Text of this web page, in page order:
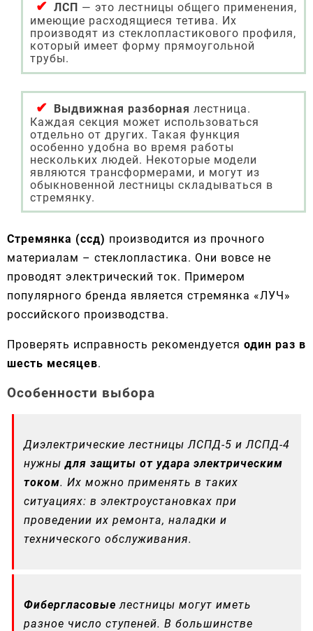
ЛСП — это лестницы общего применения,
имеющие расходящиеся тетива. Их
производят из стеклопластикового профиля,
который имеет форму прямоугольной
трубы.
Выдвижная разборная лестница.
Каждая секция может использоваться
отдельно от других. Такая функция
особенно удобна во время работы
нескольких людей. Некоторые модели
являются трансформерами, и могут из
обыкновенной лестницы складываться в
стремянку.
Стремянка (ссд) производится из прочного
материалам – стеклопластика. Они вовсе не
проводят электрический ток. Примером
популярного бренда является стремянка «ЛУЧ»
российского производства.
Проверять исправность рекомендуется один раз в
шесть месяцев.
Особенности выбора
Диэлектрические лестницы ЛСПД-5 и ЛСПД-4
нужныдля защиты от удара электрическим
током. Их можно применять в таких
ситуациях: в электроустановках при
проведении их ремонта, наладки и
технического обслуживания.
Фибергласовые лестницы могут иметь
разное число ступеней. В большинстве